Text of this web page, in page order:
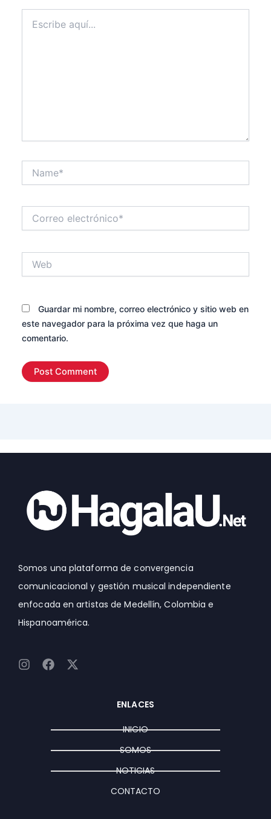
aquí...
electrónico*
Guardar mi nombre, correo electrónico y sitio web en
este navegador para la próxima vez que haga un
comentario.
Somos una plataforma de convergencia
comunicacional y gestión musical independiente
enfocada en artistas de Medellín, Colombia e
Hispanoamérica.
I
F
k
X
e
ENLACES
INICIO
SOMOS
NOTICIAS
CONTACTO